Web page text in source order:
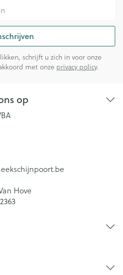
schrijft u zich in voor onze
met onze privacy policy.
op
Hove